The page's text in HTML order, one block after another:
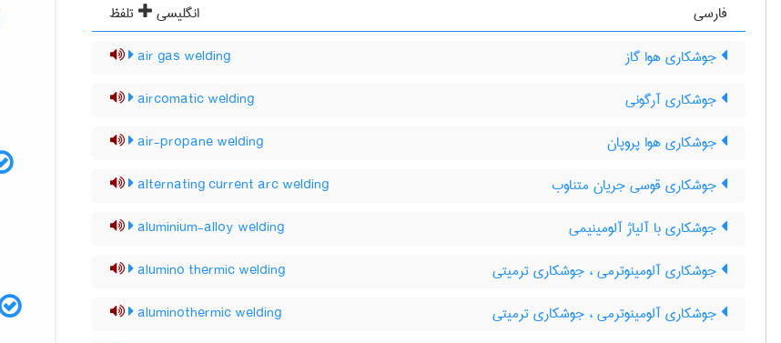
فارسی انگلیسی
تلفظ
جوشکاری هوا گاز
air gas welding
جوشکاری آرگونی aircomatic welding
جوشکاری هوا پروپان air-propane welding
جوشکاری قوسی جریان متناوب alternating current arc welding
جوشکاری با آلیاژ آلومینیمی aluminium-alloy welding
جوشکاری آلومینوترمی ، جوشکاری ترمیتی alumino thermic welding
جوشکاری آلومینوترمی ، جوشکاری ترمیتی aluminothermic welding